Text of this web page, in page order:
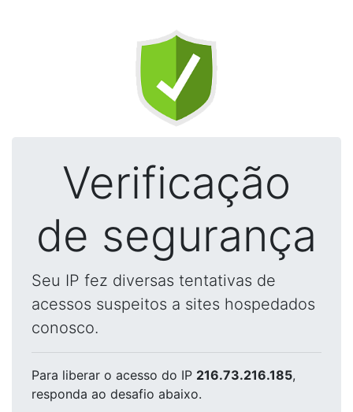
Verificação
de segurança
Seu IP fez diversas tentativas de
acessos suspeitos a sites hospedados
conosco.
Para liberar o acesso do IP 216.73.216.185,
responda ao desafio abaixo.